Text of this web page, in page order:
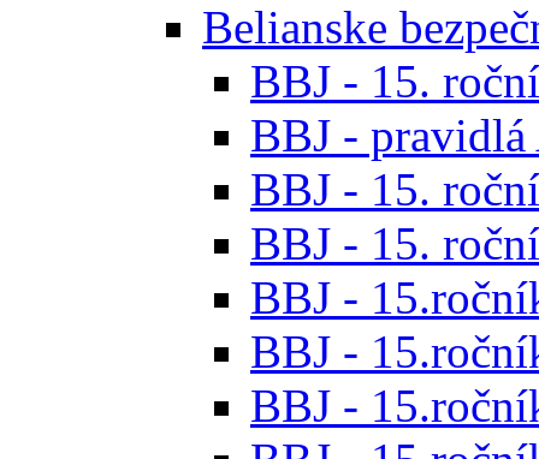
Belianske
BBJ - 15.
BBJ - pravidlá
BBJ - 15.
BBJ - 15.
BBJ -
BBJ -
BBJ -